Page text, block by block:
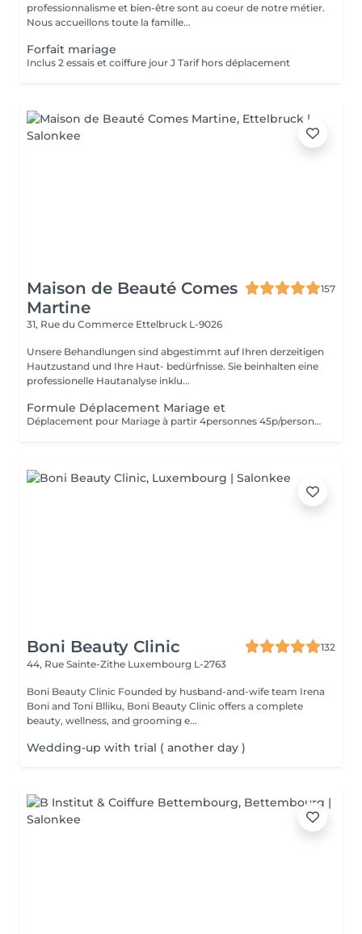
professionnalisme et bien-être sont au coeur de notre métier.
Nous accueillons toute la famille...
Forfait mariage
Inclus 2 essais et coiffure jour J Tarif hors déplacement
Maison de Beauté Comes
Martine
157
31, Rue du Commerce Ettelbruck L-9026
Unsere Behandlungen sind abgestimmt auf Ihren derzeitigen
Hautzustand und Ihre Haut- bedürfnisse. Sie beinhalten eine
professionelle Hautanalyse inklu...
Formule Déplacement Mariage et
Déplacement pour Mariage à partir 4personnes 45p/personne
Boni Beauty Clinic
132
44, Rue Sainte-Zithe Luxembourg L-2763
Boni Beauty Clinic Founded by husband-and-wife team Irena
Boni and Toni Blliku, Boni Beauty Clinic offers a complete
beauty, wellness, and grooming e...
Wedding-up with trial ( another day )